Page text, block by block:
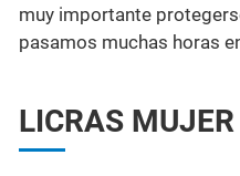
muy importante
pasamos muchas horas
LICRAS MUJER